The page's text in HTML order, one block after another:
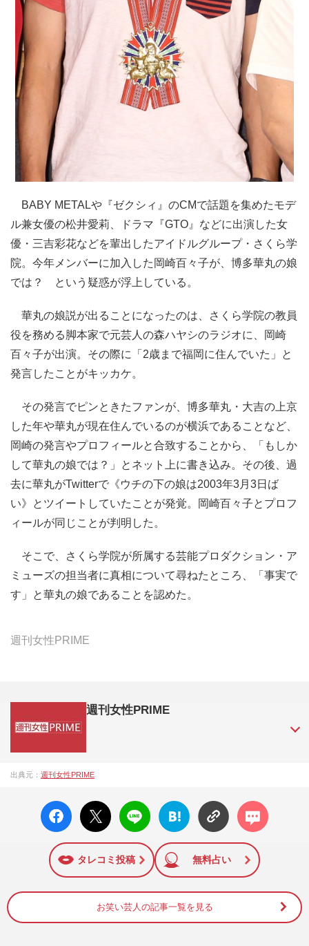
BABY METALや『ゼクシィ』のCMで話題を集めたモデ
ル兼女優の松井愛莉、ドラマ『GTO』などに出演した女
優・三吉彩花などを輩出したアイドルグループ・さくら学
院。今年メンバーに加入した岡崎百々子が、博多華丸の娘
では？ という疑惑が浮上している。
華丸の娘説が出ることになったのは、さくら学院の教員
役を務める脚本家で元芸人の森ハヤシのラジオに、岡崎
百々子が出演。その際に「2歳まで福岡に住んでいた」と
発言したことがキッカケ。
その発言でピンときたファンが、博多華丸・大吉の上京
した年や華丸が現在住んでいるのが横浜であることなど、
岡崎の発言やプロフィールと合致することから、「もしか
して華丸の娘では？」とネット上に書き込み。その後、過
去に華丸がTwitterで《ウチの下の娘は2003年3月3日ば
い》とツイートしていたことが発覚。岡崎百々子とプロフ
ィールが同じことが判明した。
そこで、さくら学院が所属する芸能プロダクション・ア
ミューズの担当者に真相について尋ねたところ、「事実で
す」と華丸の娘であることを認めた。
週刊女性PRIME
週刊女性PRIME
成27年）1月に開設された主婦と生活社が運営する日本のニュ
陣の執筆記事を配信するほか、女性週刊誌『週刊女性』の誌
面に掲載された記事から、インターネット利用者層にとって
特に関心の高い題材の記事を、WEB向けにリライトして配信
しています！
出典元： 週刊女性PRIME
facebo
ok い
X ポス
ト
LINE
はてな
ブック
に追加
コメン
ト
タレコミ投稿 無料占い
お笑い芸人の記事一覧を見る